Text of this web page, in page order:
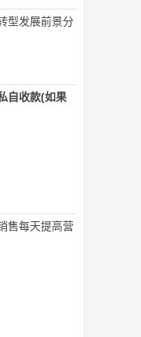
型发展前景分
自收款(如果
售每天提高营